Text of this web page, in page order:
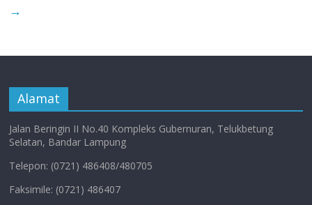
→
Alamat
Jalan Beringin II No.40 Kompleks Gubernuran, Telukbetung
Selatan, Bandar Lampung
Telepon: (0721) 486408/480705
Faksimile: (0721) 486407